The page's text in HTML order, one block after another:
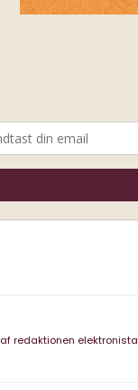
afredaktionen elektronista